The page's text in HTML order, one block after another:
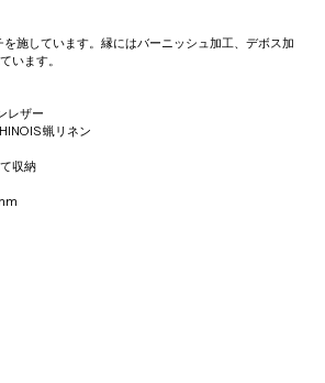
施しています。縁にはバーニッシュ加工、デボス加
います。
レザー
蝋リネン
収納